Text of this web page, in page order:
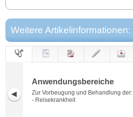
Weitere Artikelinformationen:
Anwendungsbereiche
Zur Vorbeugung und Behandlung der:
- Reisekrankheit